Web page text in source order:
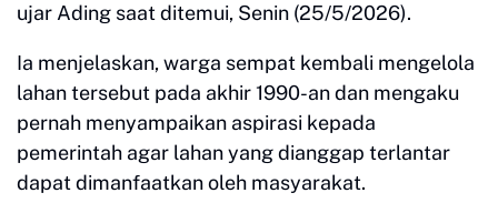
ujar Ading saat ditemui, Senin (25/5/2026).
Ia menjelaskan, warga sempat kembali mengelola
lahan tersebut pada akhir 1990-an dan mengaku
pernah menyampaikan aspirasi kepada
pemerintah agar lahan yang dianggap terlantar
dapat dimanfaatkan oleh masyarakat.